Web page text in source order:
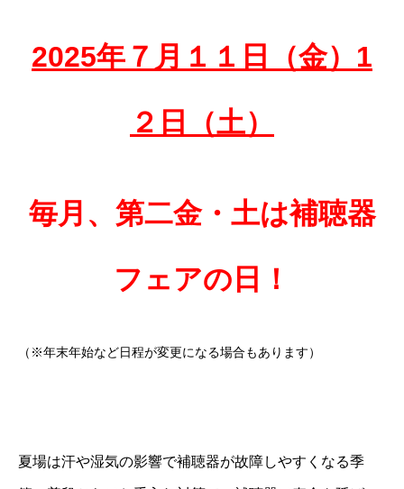
2025年７ 月１１日（金）1
２日（土）
毎月、第二金・土は補聴器
フェアの日！
（※年末年始など日程が変更になる場合もあります）
夏場は汗や湿気の影響で補聴器が故障しやすくなる季